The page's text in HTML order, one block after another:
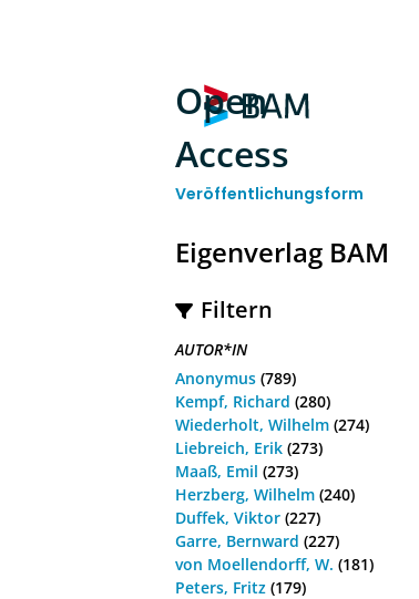
Open
Access
Veröffentlichungsform
Eigenverlag BAM
Filtern
AUTOR*IN
Anonymus (789)
Kempf, Richard (280)
Wiederholt, Wilhelm (274)
Liebreich, Erik (273)
Maaß, Emil (273)
Herzberg, Wilhelm (240)
Duffek, Viktor (227)
Garre, Bernward (227)
von Moellendorff, W. (181)
Peters, Fritz (179)